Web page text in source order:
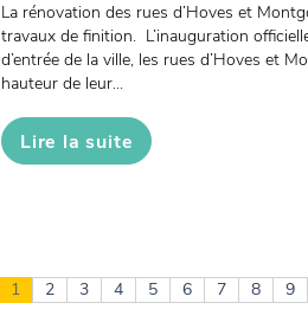
La rénovation des rues d’Hoves et
travaux de finition. L’inauguration
d’entrée de la ville, les rues d’Hoves et
hauteur de leur...
Lire la suite
1 2 3 4 5 6 7 8 9